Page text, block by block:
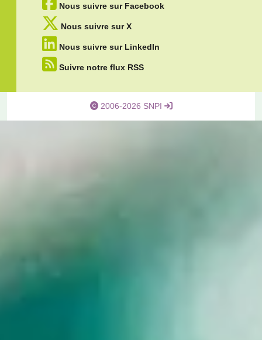
Nous suivre sur Facebook
Nous suivre sur X
Nous suivre sur LinkedIn
Suivre notre flux RSS
2006-2026 SNPI